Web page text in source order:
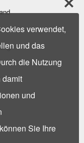
verwendet,
und das
die Nutzung
damit
und
Sie Ihre